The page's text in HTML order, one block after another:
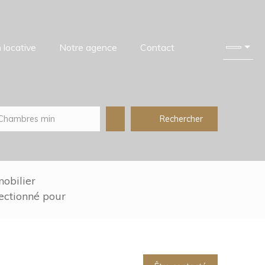
locative Notre agence Contact
min Rechercher
pour